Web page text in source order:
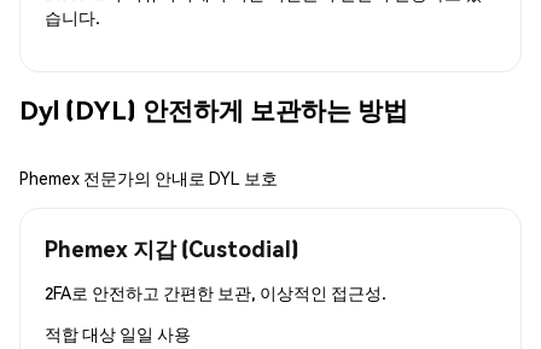
습니다.
Dyl (DYL) 안전하게 보관하는 방법
Phemex 전문가의 안내로 DYL 보호
Phemex 지갑 (Custodial)
2FA로 안전하고 간편한 보관, 이상적인 접근성.
적합 대상 일일 사용